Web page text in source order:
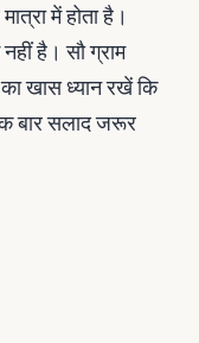
में होता है।
है। सौ ग्राम
खास ध्‍यान रखें कि
बार सलाद जरूर